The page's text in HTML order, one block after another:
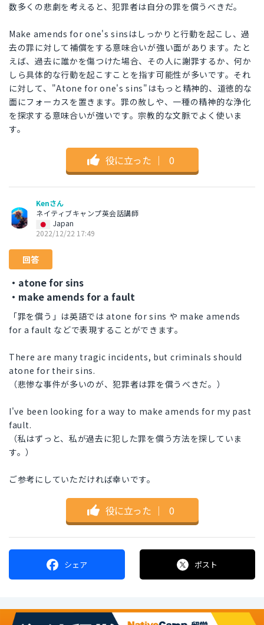
数多くの悲劇を考えると、犯罪者は自分の罪を償うべきだ。
Make amends for one's sinsはしっかりと行動を起こし、過
去の罪に対して補償をする意味合いが強い面があります。たと
えば、過去に誰かを傷つけた場合、その人に謝罪するか、何か
しら具体的な行動を起こすことを指す可能性が多いです。それ
に対して、"Atone for one's sins"はもっと精神的、道徳的な
面にフォーカスを置きます。罪の赦しや、一種の精神的な浄化
を探求する意味合いが強いです。宗教的な文脈でよく使いま
す。
役に立った ｜ 0
Kenさん
ネイティブキャンプ英会話講師
Japan
2022/12/22 17:49
回答
・atone for sins
・make amends for a fault
「罪を償う」は英語では atone for sins や make amends
for a fault などで表現することができます。
There are many tragic incidents, but criminals should
atone for their sins.
（悲惨な事件が多いのが、犯罪者は罪を償うべきだ。）
I've been looking for a way to make amends for my past
fault.
（私はずっと、私が過去に犯した罪を償う方法を探していま
す。）
ご参考にしていただければ幸いです。
役に立った ｜ 0
シェア ポスト